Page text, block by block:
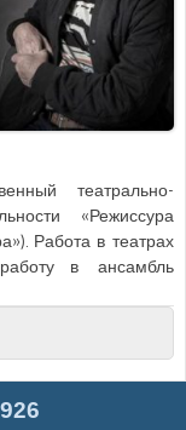
театрально-
«Режиссура
Работа в театрах
в ансамбль